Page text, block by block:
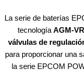
La serie de baterías
tecnología AGM-
válvulas de
para proporcionar una
la serie EPCOM